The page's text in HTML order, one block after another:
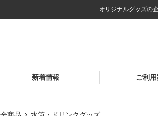
オリジナルグッズの
新着情報 ご利